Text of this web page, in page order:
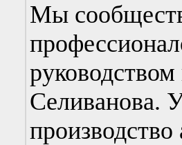
Мы
Селиванова.